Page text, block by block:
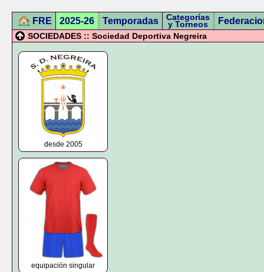
FRE 2025-26 Temporadas Categorías
y Torneos
SOCIEDADES :: Sociedad Deportiva Negreira
desde 2005
equipación singular